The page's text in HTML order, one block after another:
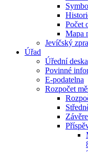
Počet
Mapa
Jevíčský
Úřad
Úřední deska
Povinné
E-podatelna
Rozpočet